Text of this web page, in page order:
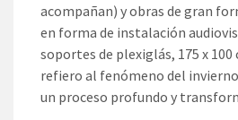
acompañan) y obras de gran
en forma de instalación
soportes de plexiglás, 175 x 100
refiero al fenómeno del
un proceso profundo y